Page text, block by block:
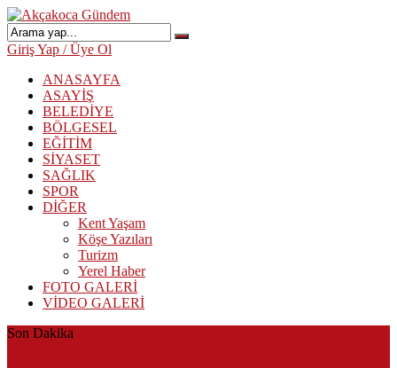
Giriş Yap / Üye Ol
ANASAYFA
ASAYİŞ
BELEDİYE
BÖLGESEL
EĞİTİM
SİYASET
SAĞLIK
SPOR
DİĞER
Kent Yaşam
Köşe Yazıları
Turizm
Yerel Haber
FOTO GALERİ
VİDEO GALERİ
Son Dakika